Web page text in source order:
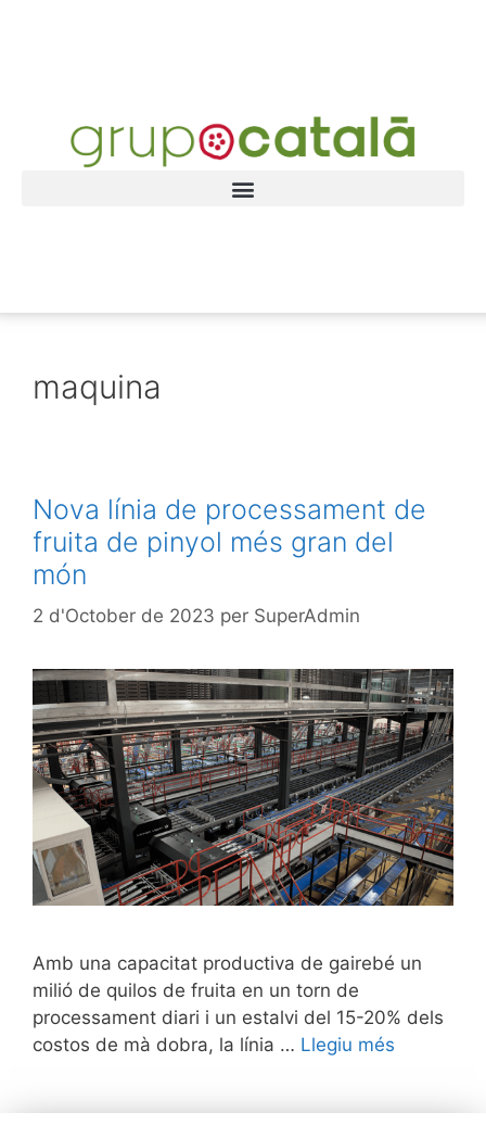
maquina
Nova línia de processament de
fruita de pinyol més gran del
món
2 d'October de 2023 per SuperAdmin
Amb una capacitat productiva de gairebé un
milió de quilos de fruita en un torn de
processament diari i un estalvi del 15-20% dels
costos de mà dobra, la línia … Llegiu més